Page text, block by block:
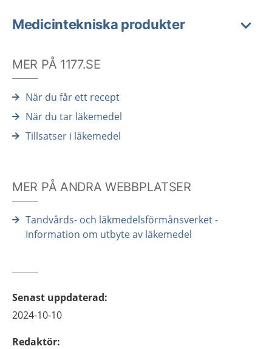
Medicintekniska produkter
MER PÅ 1177.SE
När du får ett recept
När du tar läkemedel
Tillsatser i läkemedel
MER PÅ ANDRA WEBBPLATSER
Tandvårds- och läkmedelsförmånsverket -
Information om utbyte av läkemedel
Senast uppdaterad:
2024-10-10
Redaktör: